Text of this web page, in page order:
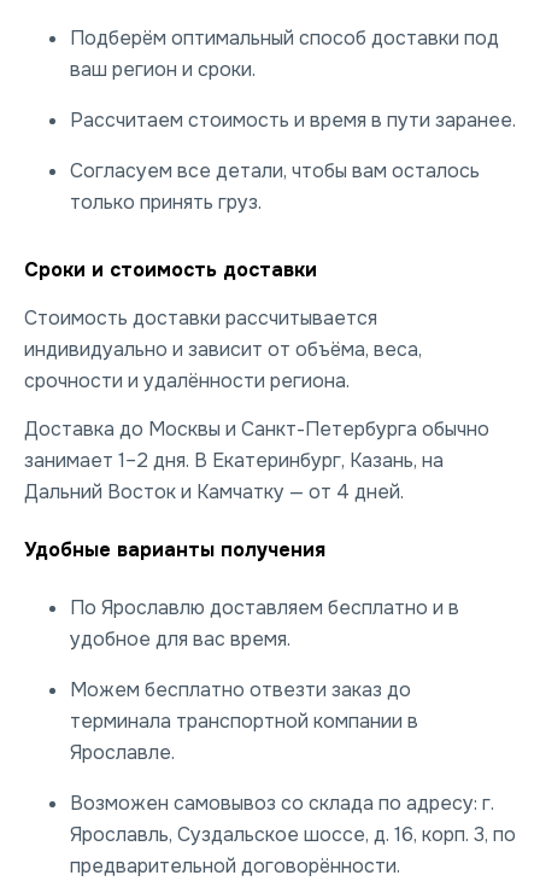
Подберём оптимальный способ доставки под
ваш регион и сроки.
Рассчитаем стоимость и время в пути заранее.
Согласуем все детали, чтобы вам осталось
только принять груз.
Сроки и стоимость доставки
Стоимость доставки рассчитывается
индивидуально и зависит от объёма, веса,
срочности и удалённости региона.
Доставка до Москвы и Санкт-Петербурга обычно
занимает 1–2 дня. В Екатеринбург, Казань, на
Дальний Восток и Камчатку — от 4 дней.
Удобные варианты получения
По Ярославлю доставляем бесплатно и в
удобное для вас время.
Можем бесплатно отвезти заказ до
терминала транспортной компании в
Ярославле.
Возможен самовывоз со склада по адресу: г.
Ярославль, Суздальское шоссе, д. 16, корп. 3, по
предварительной договорённости.